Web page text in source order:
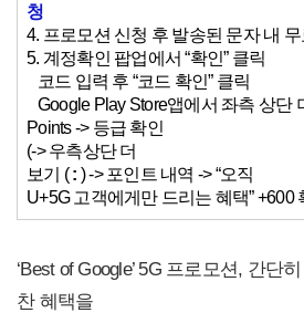
청
4. 프로모션 신청 후 발송된 문자 내
5. 계정확인 팝업에서 “확인” 클릭
코드 입력 후 “코드 확인” 클릭
Google Play Store앱에서 좌측 상단
Points -> 등급 확인
(-> 우측상단 더
보기 (: ) -> 포인트 내역 -> “오직
U+5G 고객에게만 드리는 혜택” +600
‘Best of Google’ 5G 프로모션, 간단
찬 혜택을